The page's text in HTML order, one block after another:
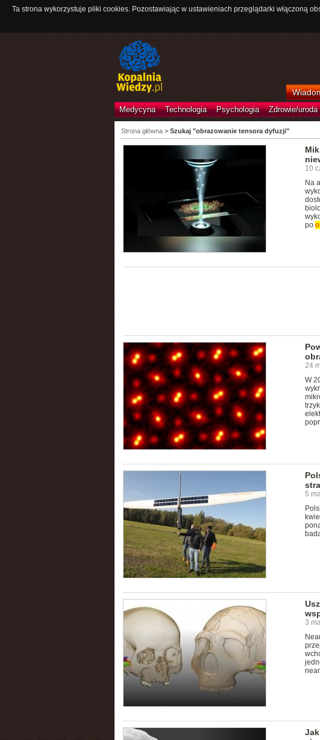
Ta strona wykorzystuje pliki cookies. Pozostawiając w ustawieniach przeglądarki włączoną
Medycyna Technologia Psychologia Zdrowie/uroda
Strona główna> Szukaj "obrazowanie tensora dyfuzji"
10
Na
po
24
W
5
3